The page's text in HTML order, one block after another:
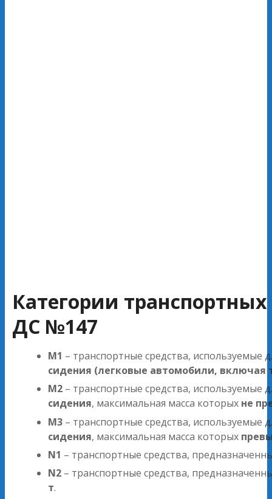
Категории
ДС №147
M1 – транспортные средства, используемые
сидения (легковые автомобили, включая
M2 – транспортные средства, используемые
сидения, максимальная масса которых не
M3 – транспортные средства, используемые
сидения, максимальная масса которых
N1 – транспортные средства,
N2 – транспортные средства,
т.